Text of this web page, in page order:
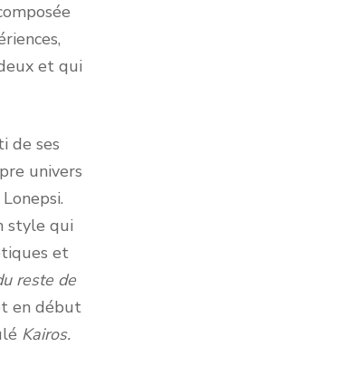
et qui
de ses
univers
style qui
et
reste de
en début
Kairos.